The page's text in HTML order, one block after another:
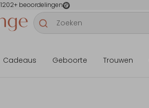
1202+ beoordelingen
Cadeaus Geboorte Trouwen